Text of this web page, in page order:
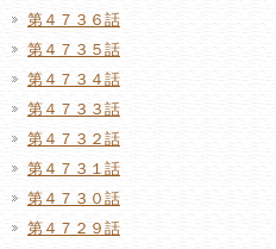
第４７３６話
第４７３５話
第４７３４話
第４７３３話
第４７３２話
第４７３１話
第４７３０話
第４７２９話